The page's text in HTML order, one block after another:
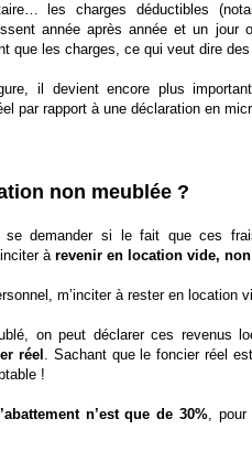
les charges déductibles
année après année et un jour
que les charges, ce qui veut dire
il devient encore plus
par rapport à une déclaration en
non meublée ?
se demander si le fait que ces
àrevenir en location vide,
m’inciter à rester en location
on peut déclarer ces revenus
réel . Sachant que le foncier réel
!
n’est que de 30%,